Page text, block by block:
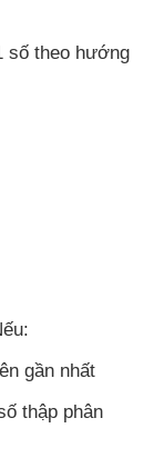
số theo hướng
gần nhất
thập phân